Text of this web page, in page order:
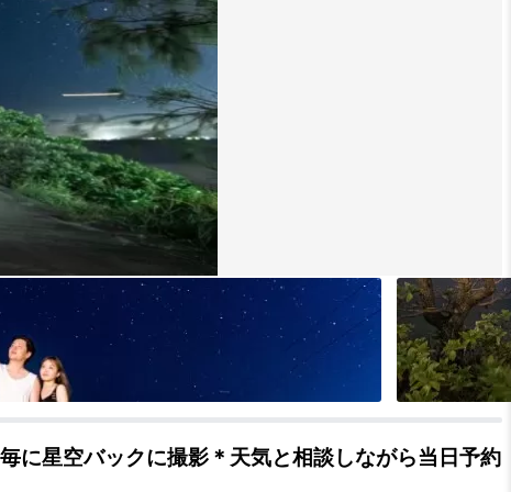
星空バックに撮影＊天気と相談しながら当日予約